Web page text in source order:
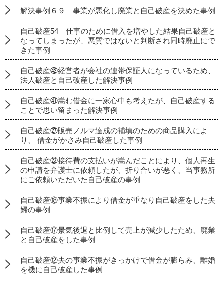
解決事例６９ 事業が悪化し廃業と自己破産を決めた事例
自己破産54 仕事のために借入を増やした結果自己破産と
なってしまったが、悪質ではないと判断され同時廃止にで
きた事例
自己破産㊷経営者が会社の連帯保証人になっているため、
法人破産と自己破産した解決事例
自己破産㊶嵩む借金に一家心中も考えたが、自己破産する
ことで思い留まった解決事例
自己破産㉗販売ノルマ達成の補填のための商品購入によ
り、 借金がかさみ自己破産した事例
自己破産㉓接待費の支払いが嵩んだことにより、個人再生
の申請を弁護士に依頼したが、折り合いが悪く、当事務所
にご依頼いただいた自己破産の事例
自己破産⑱事業不振により借金が重なり自己破産をした夫
婦の事例
自己破産⑰景気後退と比例して売上が減少したため、廃業
と自己破産をした事例
自己破産⑫夫の事業不振がきっかけで借金が膨らみ、離婚
を機に自己破産した事例